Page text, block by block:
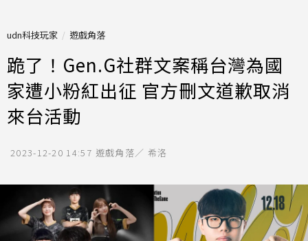
udn科技玩家 遊戲角落
跪了！Gen.G社群文案稱台灣為國
家遭小粉紅出征 官方刪文道歉取消
來台活動
2023-12-20 14:57 遊戲角落／ 希洛